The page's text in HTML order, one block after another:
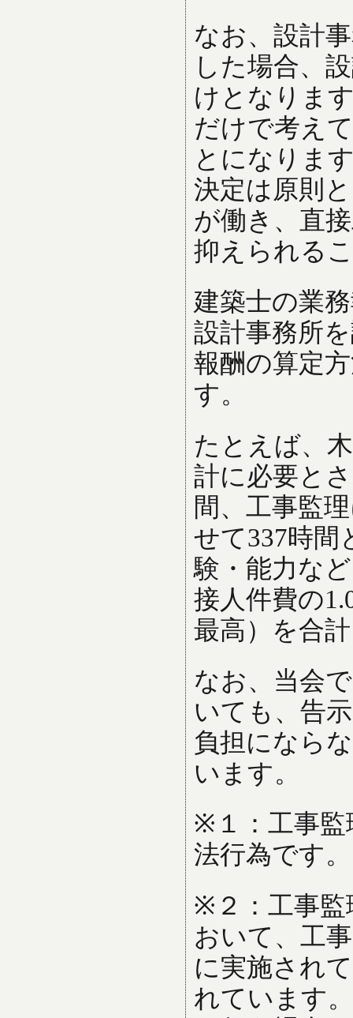
なお、設計
した場合、
けとなりま
だけで考え
とになりま
決定は原則
が働き、直
抑えられる
建築士の業
設計事務所
報酬の算定
す。
たとえば、
計に必要と
間、工事監
せて337時間
験・能力な
接人件費の
最高）を合
なお、当会
いても、告
負担になら
います。
※１：工事監
法行為です。
※２：工事監
おいて、工
に実施され
れています